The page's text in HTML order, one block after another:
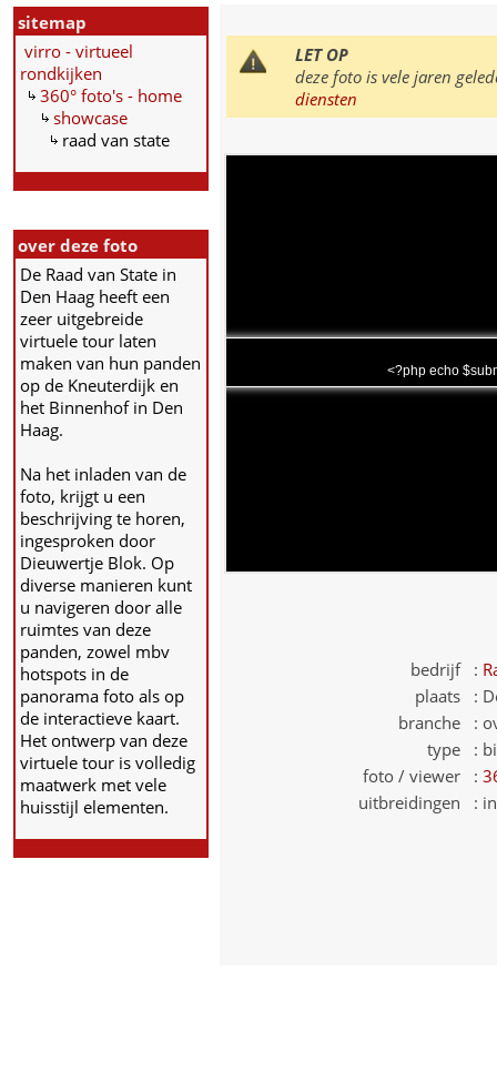
sitemap
virro - virtueel
rondkijken
360° foto's - home
showcase
raad van state
over deze foto
De Raad van State in
Den Haag heeft een
zeer uitgebreide
virtuele tour laten
maken van hun panden
op de Kneuterdijk en
het Binnenhof in Den
Haag.
Na het inladen van de
foto, krijgt u een
beschrijving te horen,
ingesproken door
Dieuwertje Blok. Op
diverse manieren kunt
u navigeren door alle
ruimtes van deze
panden, zowel mbv
hotspots in de
panorama foto als op
de interactieve kaart.
Het ontwerp van deze
virtuele tour is volledig
maatwerk met vele
huisstijl elementen.
LET OP
deze foto is vele jaren
diensten
<?php echo
bedrijf :
plaats :
branche :
type :
foto / viewer :
uitbreidingen :